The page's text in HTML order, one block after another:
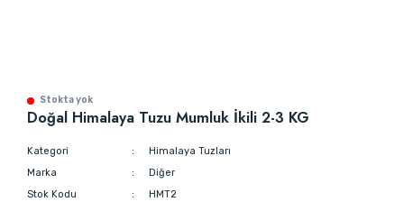
Stokta yok
Doğal Himalaya Tuzu Mumluk İkili 2-3 KG
Kategori
Himalaya Tuzları
Marka
Diğer
Stok Kodu
HMT2